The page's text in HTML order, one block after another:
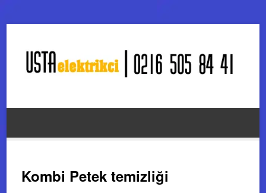
Kombi Petek temizliği